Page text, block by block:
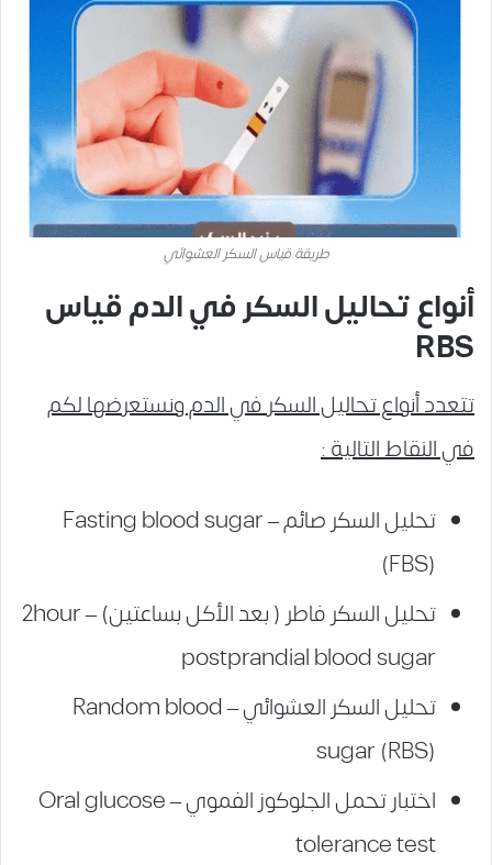
طريقة قياس السكر العشوائي
أنواع تحاليل السكر في الدم قياس
RBS
تتعدد أنواع تحاليل السكر في الدم ونستعرضها لكم
في النقاط التالية :
تحليل السكر صائم – Fasting blood sugar
(FBS)
تحليل السكر فاطر ( بعد الأكل بساعتين) – 2hour
postprandial blood sugar
تحليل السكر العشوائي – Random blood
sugar (RBS)
اختبار تحمل الجلوكوز الفموي – Oral glucose
tolerance test